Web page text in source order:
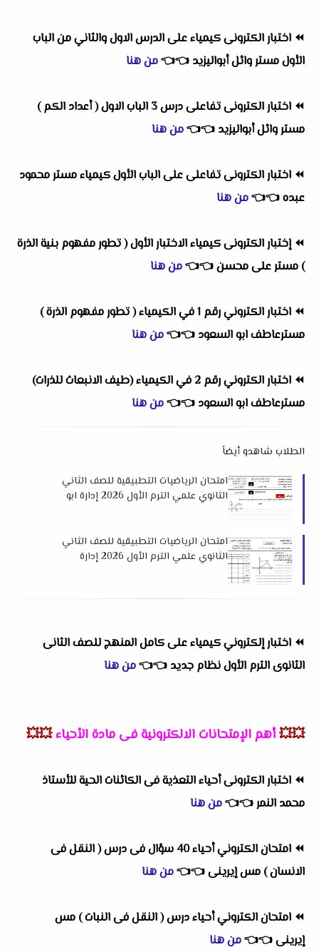
⏪ اختبار الكترونى كيمياء على الدرس الاول والثاني من الباب
الأول مستر وائل أبواليزيد 👈
👈من هنا
⏪
اختبار الكترونى تفاعلى درس 3 الباب الاول ( أعداد الكم )
مستر وائل أبواليزيد 👈
👈من هنا
⏪ اختبار الكترونى تفاعلى على الباب الأول كيمياء مستر محمود
عبده👈
👈من هنا
⏪إختبار الكترونى كيمياء الاختبار الأول ( تطور مفهوم بنية الذرة
) مستر على محسن👈
👈من هنا
⏪
اختبار الكتروني رقم 1 في الكيمياء ( تطور مفهوم الذرة )
مسترعاطف ابو السعود 👈
👈من هنا
⏪
اختبار الكتروني رقم 2 في الكيمياء (طيف الانبعاث للذرات)
مسترعاطف ابو السعود 👈
👈من هنا
الطلاب شاهدو أيضاً
امتحان الرياضيات التطبيقية للصف الثاني
الثانوي علمي الترم الأول 2026 إدارة ابو
امتحان الرياضيات التطبيقية للصف الثاني
الثانوي علمي الترم الأول 2026 إدارة
⏪ اختبار إلكتروني كيمياء على كامل المنهج للصف الثانى
الثانوى الترم الأول نظام جديد 👈
👈من هنا
💥💥أهمالإمتحانات الالكترونية فى مادة الأحياء💥💥
⏪ اختبار الكترونى أحياء التعذية فى الكائنات الحية للأستاذ
محمد النمر👈
👈من هنا
⏪
امتحان الكتروني أحياء 40 سؤال فى درس ( النقل فى
الانسان ) مس إيرينى👈
👈من هنا
⏪ امتحان الكتروني أحياء درس ( النقل فى النبات ) مس
إيرينى👈
👈من هنا